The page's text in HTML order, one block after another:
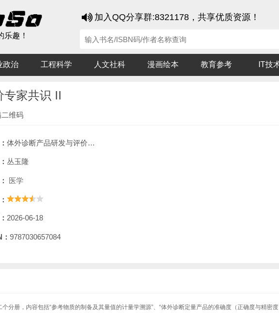
趣！
加入QQ分享群:8321178，共享优质资源！
政治 工程科学 人文社科 漫画绘本 教育参考 IT技
专家共识 II
维码
体外诊断产品研发与评价专家共识 II
丛玉隆
医学
2026-06-18
9787030657084
分册，内容包括“参考物质的制备及其量值的计量学溯源”、“体外诊断定量产品的准确度（正确度与精密度